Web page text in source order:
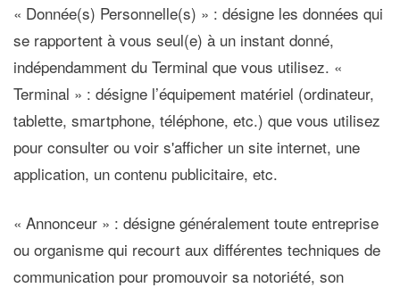
« Donnée(s) Personnelle(s) » : désigne les données qui
se rapportent à vous seul(e) à un instant donné,
indépendamment du Terminal que vous utilisez. «
Terminal » : désigne l’équipement matériel (ordinateur,
tablette, smartphone, téléphone, etc.) que vous utilisez
pour consulter ou voir s'afficher un site internet, une
application, un contenu publicitaire, etc.
« Annonceur » : désigne généralement toute entreprise
ou organisme qui recourt aux différentes techniques de
communication pour promouvoir sa notoriété, son